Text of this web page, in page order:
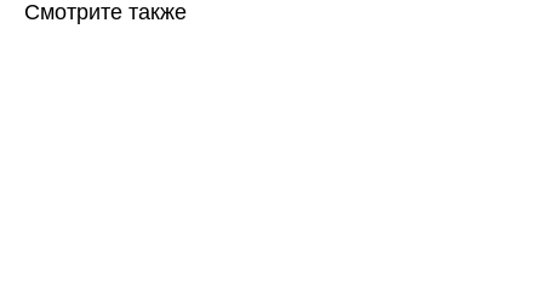
Смотрите также